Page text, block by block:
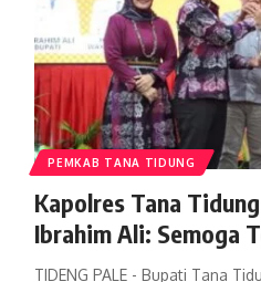
PEMKAB TANA TIDUNG
Kapolres Tana
Ibrahim Ali: Semoga
TIDENG PALE - Bupati Tana